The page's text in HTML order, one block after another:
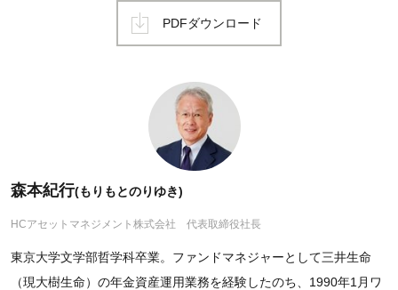
PDFダウンロード
森本紀行(もりもとのりゆき)
HCアセットマネジメント株式会社 代表取締役社長
東京大学文学部哲学科卒業。ファンドマネジャーとして三井生命
（現大樹生命）の年金資産運用業務を経験したのち、1990年1月ワ